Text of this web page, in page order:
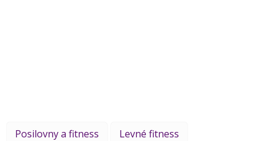
Posilovny a fitness Levné fitness